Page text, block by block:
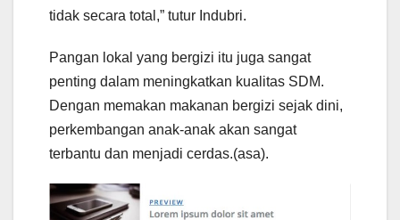
tidak secara total,” tutur Indubri.
Pangan lokal yang bergizi itu juga sangat
penting dalam meningkatkan kualitas SDM.
Dengan memakan makanan bergizi sejak dini,
perkembangan anak-anak akan sangat
terbantu dan menjadi cerdas.(asa).